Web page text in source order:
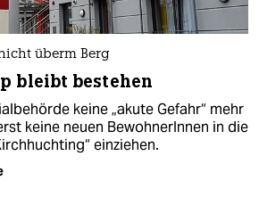
überm Berg
bleibt bestehen
keine „akute Gefahr“ mehr
keine neuen BewohnerInnen in die
einziehen.